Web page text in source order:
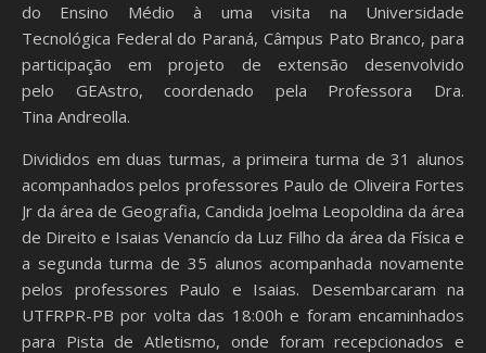
do Ensino Médio à uma visita na Universidade
Tecnológica Federal do Paraná, Câmpus Pato Branco, para
participação em projeto de extensão desenvolvido
pelo GEAstro, coordenado pela Professora Dra.
Tina Andreolla.
Divididos em duas turmas, a primeira turma de 31 alunos
acompanhados pelos professores Paulo de Oliveira Fortes
Jr da área de Geografia, Candida Joelma Leopoldina da área
de Direito e Isaias Venancío da Luz Filho da área da Física e
a segunda turma de 35 alunos acompanhada novamente
pelos professores Paulo e Isaias. Desembarcaram na
UTFRPR-PB por volta das 18:00h e foram encaminhados
para Pista de Atletismo, onde foram recepcionados e